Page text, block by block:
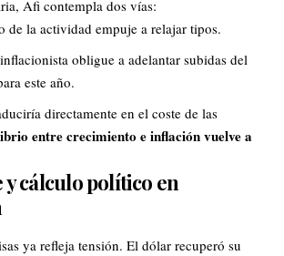
Afi contempla dos vías:
de la actividad empuje a relajar tipos.
obligue a adelantar subidas del
este año.
directamente en el coste de las
entre crecimiento e inflación vuelve a
cálculo político en
ya refleja tensión. El dólar recuperó su